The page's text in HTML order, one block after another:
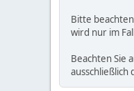
Bitte
wird nur im
Beachten Sie